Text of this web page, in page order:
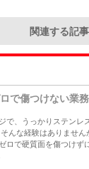
関連する記事
で傷つけない業
で、うっかりステンレ
んな経験はありません
ロで硬質面を傷つけず